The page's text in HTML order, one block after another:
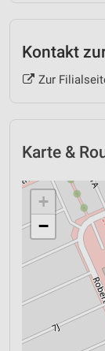
Kontakt
Zur
Karte &
+
−